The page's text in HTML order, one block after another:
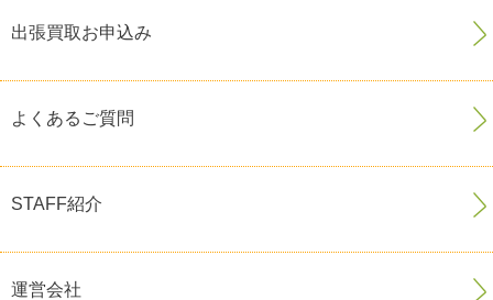
出張買取お申込み
よくあるご質問
STAFF紹介
運営会社